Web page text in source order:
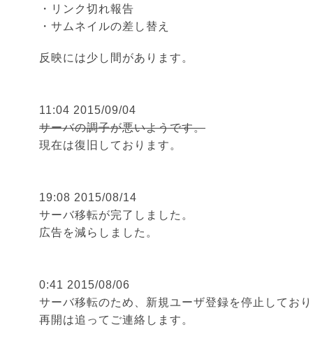
・リンク切れ報告
・サムネイルの差し替え
反映には少し間があります。
11:04 2015/09/04
サーバの調子が悪いようです。
現在は復旧しております。
19:08 2015/08/14
サーバ移転が完了しました。
広告を減らしました。
0:41 2015/08/06
サーバ移転のため、新規ユーザ登録を停止してお
再開は追ってご連絡します。